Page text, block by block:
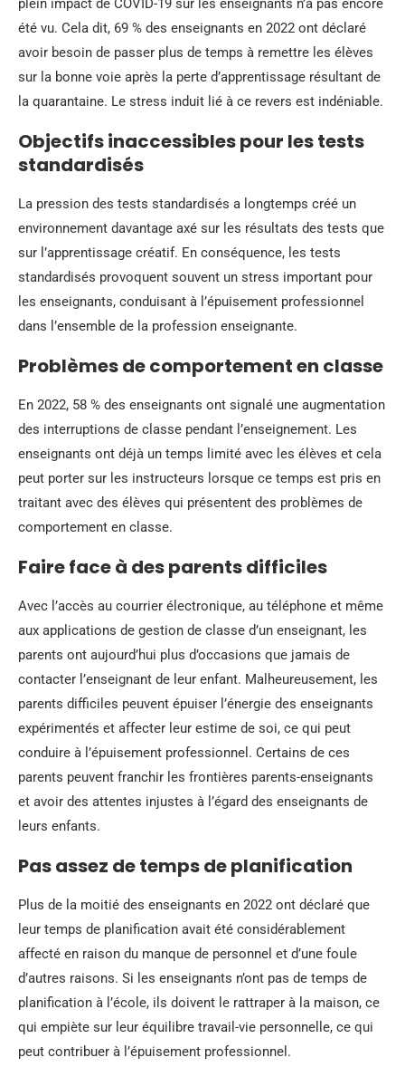
plein impact de COVID-19 sur les enseignants n’a pas encore
été vu. Cela dit, 69 % des enseignants en 2022 ont déclaré
avoir besoin de passer plus de temps à remettre les élèves
sur la bonne voie après la perte d’apprentissage résultant de
la quarantaine. Le stress induit lié à ce revers est indéniable.
Objectifs inaccessibles pour les tests
standardisés
La pression des tests standardisés a longtemps créé un
environnement davantage axé sur les résultats des tests que
sur l’apprentissage créatif. En conséquence, les tests
standardisés provoquent souvent un stress important pour
les enseignants, conduisant à l’épuisement professionnel
dans l’ensemble de la profession enseignante.
Problèmes de comportement en classe
En 2022, 58 % des enseignants ont signalé une augmentation
des interruptions de classe pendant l’enseignement. Les
enseignants ont déjà un temps limité avec les élèves et cela
peut porter sur les instructeurs lorsque ce temps est pris en
traitant avec des élèves qui présentent des problèmes de
comportement en classe.
Faire face à des parents difficiles
Avec l’accès au courrier électronique, au téléphone et même
aux applications de gestion de classe d’un enseignant, les
parents ont aujourd’hui plus d’occasions que jamais de
contacter l’enseignant de leur enfant. Malheureusement, les
parents difficiles peuvent épuiser l’énergie des enseignants
expérimentés et affecter leur estime de soi, ce qui peut
conduire à l’épuisement professionnel. Certains de ces
parents peuvent franchir les frontières parents-enseignants
et avoir des attentes injustes à l’égard des enseignants de
leurs enfants.
Pas assez de temps de planification
Plus de la moitié des enseignants en 2022 ont déclaré que
leur temps de planification avait été considérablement
affecté en raison du manque de personnel et d’une foule
d’autres raisons. Si les enseignants n’ont pas de temps de
planification à l’école, ils doivent le rattraper à la maison, ce
qui empiète sur leur équilibre travail-vie personnelle, ce qui
peut contribuer à l’épuisement professionnel.